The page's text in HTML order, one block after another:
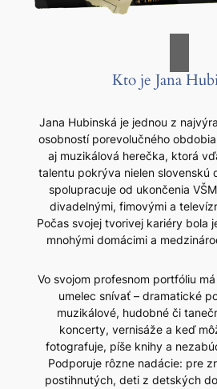
Kto je Jana
Jana Hubinská je jednou z
osobností porevolučného
aj muzikálová herečka, ktorá
talentu pokrýva nielen slovenskú
spolupracuje od ukončenia
divadelnými, fimovými a
Počas svojej tvorivej kariéry bola
mnohými domácimi a
Vo svojom profesnom portfóliu
umelec snívať – dramatické
muzikálové, hudobné či
koncerty, vernisáže a keď
fotografuje, píše knihy a
Podporuje rôzne nadácie: pre
postihnutých, deti z detských